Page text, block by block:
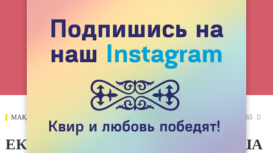
МАҚАЛАЛАР 3765 
ЕКІ АНАНЫҢ АЙТУЫ БОЙЫНША